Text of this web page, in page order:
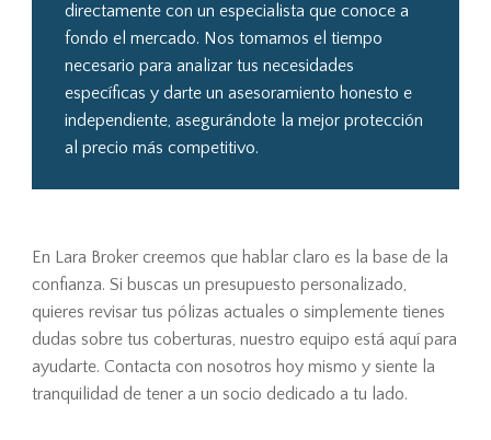
directamente con un especialista que conoce a
fondo el mercado. Nos tomamos el tiempo
necesario para analizar tus necesidades
específicas y darte un asesoramiento honesto e
independiente, asegurándote la mejor protección
al precio más competitivo.
En Lara Broker creemos que hablar claro es la base de la
confianza. Si buscas un presupuesto personalizado,
quieres revisar tus pólizas actuales o simplemente tienes
dudas sobre tus coberturas, nuestro equipo está aquí para
ayudarte. Contacta con nosotros hoy mismo y siente la
tranquilidad de tener a un socio dedicado a tu lado.